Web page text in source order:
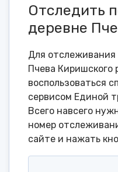
Отследить
деревне
Для отслеживания
Пчева Киришского
воспользоваться
сервисом Единой
Всего навсего
номер
сайте и нажать